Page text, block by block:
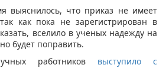
выяснилось, что приказ не имеет
как пока не зарегистрирован в
вселило в ученых надежду на
будет поправить.
работников выступило с